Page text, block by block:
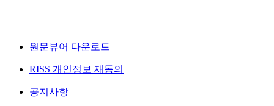
원문뷰어 다운로드
RISS 개인정보 재동의
공지사항